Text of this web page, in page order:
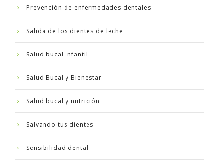
Prevención de enfermedades dentales
Salida de los dientes de leche
Salud bucal infantil
Salud Bucal y Bienestar
Salud bucal y nutrición
Salvando tus dientes
Sensibilidad dental